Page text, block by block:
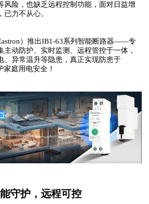
风险，也缺乏远程控制功能，面对日益增
已力不从心。
）推出IB1-63系列智能断路器——专
主动防护、实时监测、远程管控于一体，
、异常温升等隐患，真正实现防患于
家庭用电安全 ！
守护，远程可控